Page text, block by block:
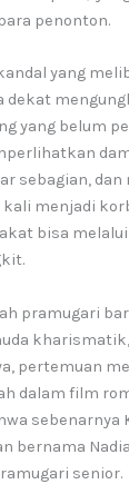
penonton.
yang
dekat
yang belum
sebagian,
menjadi
bisa
pramugari
pertemuan
dalam film
sebenarnya
bernama
senior.